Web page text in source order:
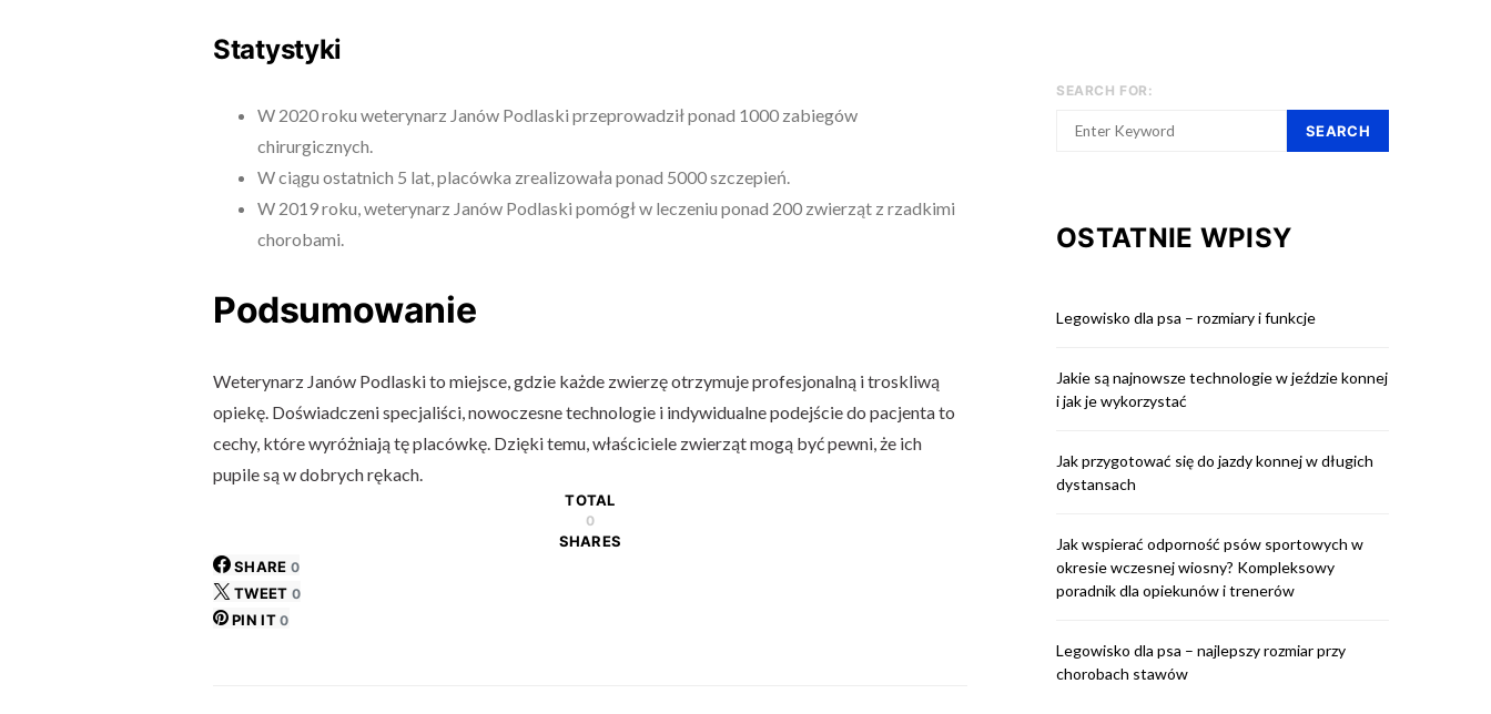
Statystyki
W 2020 roku weterynarz Janów Podlaski przeprowadził ponad 1000 zabiegów
chirurgicznych.
W ciągu ostatnich 5 lat, placówka zrealizowała ponad 5000 szczepień.
W 2019 roku, weterynarz Janów Podlaski pomógł w leczeniu ponad 200 zwierząt z rzadkimi
chorobami.
Podsumowanie
Weterynarz Janów Podlaski to miejsce, gdzie każde zwierzę otrzymuje profesjonalną i troskliwą
opiekę. Doświadczeni specjaliści, nowoczesne technologie i indywidualne podejście do pacjenta to
cechy, które wyróżniają tę placówkę. Dzięki temu, właściciele zwierząt mogą być pewni, że ich
pupile są w dobrych rękach.
TOTAL
0
SHARES
SHARE 0
TWEET 0
PIN IT 0
SEARCH FOR:
SEARCH
OSTATNIE WPISY
Legowisko dla psa – rozmiary i funkcje
Jakie są najnowsze technologie w jeździe konnej
i jak je wykorzystać
Jak przygotować się do jazdy konnej w długich
dystansach
Jak wspierać odporność psów sportowych w
okresie wczesnej wiosny? Kompleksowy
poradnik dla opiekunów i trenerów
Legowisko dla psa – najlepszy rozmiar przy
chorobach stawów